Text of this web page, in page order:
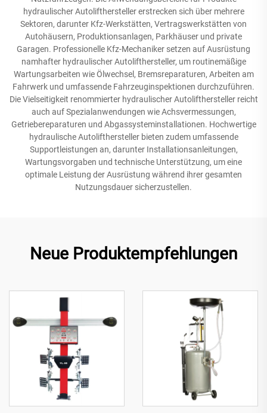
hydraulischer Autolifthersteller erstrecken sich über mehrere
Sektoren, darunter Kfz-Werkstätten, Vertragswerkstätten von
Autohäusern, Produktionsanlagen, Parkhäuser und private
Garagen. Professionelle Kfz-Mechaniker setzen auf Ausrüstung
namhafter hydraulischer Autolifthersteller, um routinemäßige
Wartungsarbeiten wie Ölwechsel, Bremsreparaturen, Arbeiten am
Fahrwerk und umfassende Fahrzeuginspektionen durchzuführen.
Die Vielseitigkeit renommierter hydraulischer Autolifthersteller reicht
auch auf Spezialanwendungen wie Achsvermessungen,
Getriebereparaturen und Abgassysteminstallationen. Hochwertige
hydraulische Autolifthersteller bieten zudem umfassende
Supportleistungen an, darunter Installationsanleitungen,
Wartungsvorgaben und technische Unterstützung, um eine
optimale Leistung der Ausrüstung während ihrer gesamten
Nutzungsdauer sicherzustellen.
Neue Produktempfehlungen